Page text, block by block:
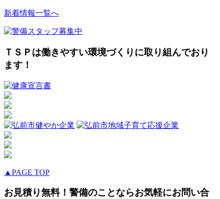
新着情報一覧へ
ＴＳＰは働きやすい環境づくりに取り組んでおり
ます！
▲PAGE TOP
お見積り無料！警備のことならお気軽にお問い合